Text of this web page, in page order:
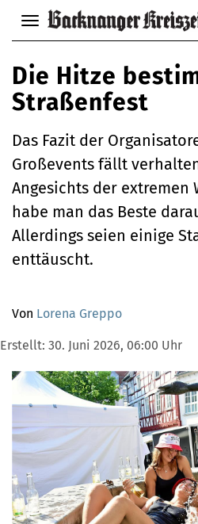
Navigation
anzeigen
bzw.
verbergen
Die Hitze
Straßenfest
Das Fazit der
Großevents fällt
Angesichts der extremen
habe man das Beste
Allerdings seien einige
enttäuscht.
Von Lorena Greppo
Erstellt: 30. Juni 2026, 06:00 Uhr